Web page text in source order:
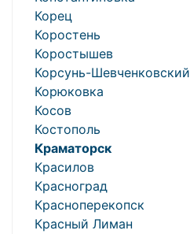
Корец
Коростень
Коростышев
Корсунь-Шевченковский
Корюковка
Косов
Костополь
Краматорск
Красилов
Красноград
Красноперекопск
Красный Лиман